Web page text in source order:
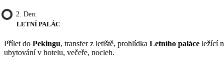
2. Den:
LETNÍ PALÁC
Přílet do Pekingu, transfer z letiště, prohlídka Letního paláce ležící
ubytování v hotelu, večeře, nocleh.